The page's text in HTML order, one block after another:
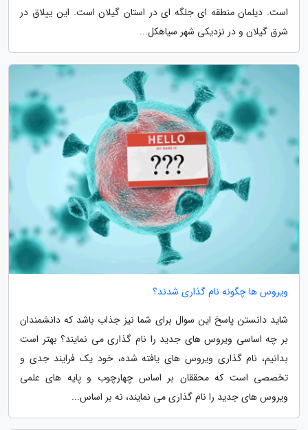
است. دیلمان منطقه ای جلگه ای در استان گیلان است. این ییلاق در
شرق گیلان و در نزدیکی شهر سیاهکل...
ویروس ها چگونه نام گذاری شدند؟
شاید دانستن پاسخ این سوال برای شما نیز جذاب باشد که دانشمندان
بر چه اساسی ویروس های جدید را نام گذاری می نمایند؟ بهتر است
بدانیم، نام گذاری ویروس های یافته شده، خود یک فرایند جدی و
تخصصی است که محققان بر اساس چهارچوب و پایه های علمی
ویروس های جدید را نام گذاری می نمایند، نه بر اساس...